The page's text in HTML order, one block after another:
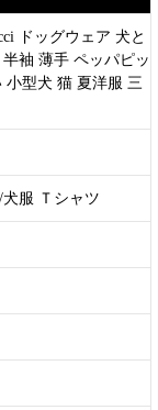
ドッグウェア 犬と
袖 薄手 ペッパピッ
小型犬 猫 夏洋服 三
服 Ｔシャツ